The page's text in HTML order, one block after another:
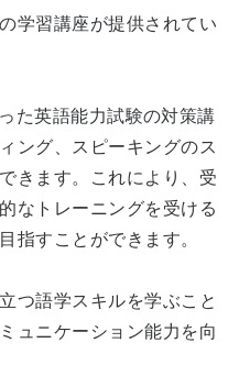
学習講座が提供されてい
た英語能力試験の対策講
ング、スピーキングのス
きます。これにより、受
なトレーニングを受ける
指すことができます。
つ語学スキルを学ぶこと
ュニケーション能力を向